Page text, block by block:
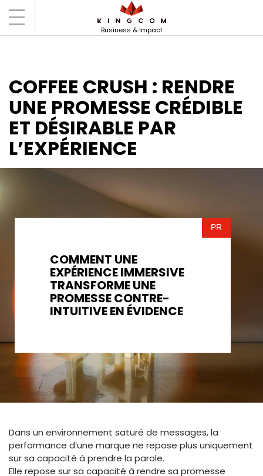
Business & Impact
Accueil
Coffee Crush : rendre une
promesse crédible et désirable par l’expérience
COFFEE CRUSH : RENDRE
UNE PROMESSE CRÉDIBLE
ET DÉSIRABLE PAR
L’EXPÉRIENCE
COMMENT UNE
EXPÉRIENCE IMMERSIVE
TRANSFORME UNE
PROMESSE CONTRE-
INTUITIVE EN ÉVIDENCE
PR
Dans un environnement saturé de messages, la
performance d’une marque ne repose plus uniquement
sur sa capacité à prendre la parole.
Elle repose sur sa capacité à rendre sa promesse